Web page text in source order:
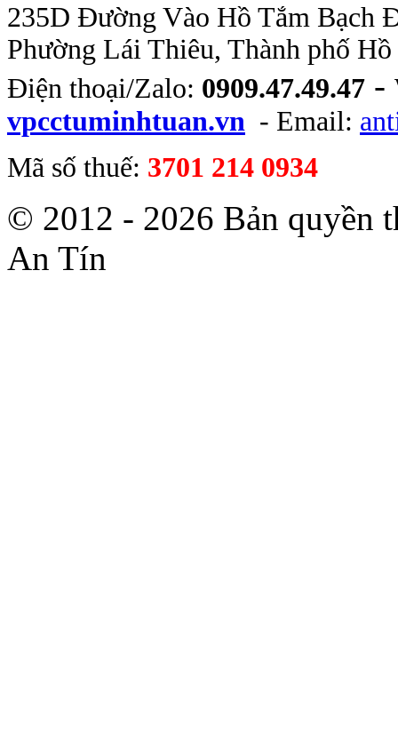
235D Đường Vào Hồ Tắm Bạch
Phường Lái Thiêu, Thành phố
Điện thoại/Zalo: 0909.47.49.47 -
vpcctuminhtuan.vn - Email:
Mã số thuế: 3701 214 0934
© 2012 - 2026 Bản quyền
An Tín